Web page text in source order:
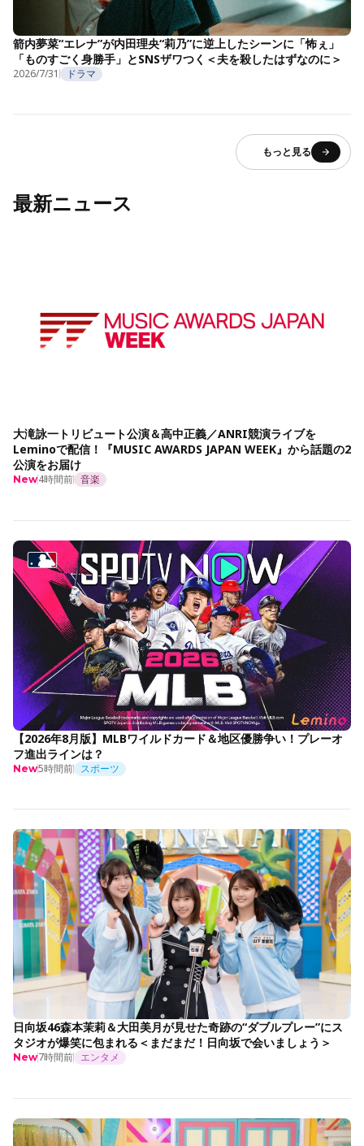
箭内夢菜“エレナ”が内田理央“莉乃”に逆上したシーンに「怖ぇ」
「ものすごく身勝手」とSNSザワつく＜夫を殺したはずなのに＞
2026/7/31 ドラマ
もっと見る
最新ニュース
大滝詠一トリビュート公演＆高中正義／ANRI競演ライブを
Leminoで配信！『MUSIC AWARDS JAPAN WEEK』から話題の2
公演をお届け
New4時間前 音楽
【2026年8月版】MLBワイルドカード＆地区優勝争い！プレーオ
フ進出ラインは？
New5時間前 スポーツ
日向坂46森本茉莉＆大田美月が見せた奇跡の“ダブルプレー”にス
タジオが爆笑に包まれる＜まだまだ！日向坂で会いましょう＞
New7時間前 エンタメ